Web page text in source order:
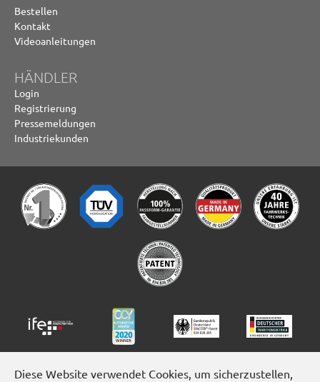
Diese Website verwendet Cookies, um sicherzustellen,
Bestellen
Kontakt
Videoanleitungen
HÄNDLER
Login
Registrierung
Pressemeldungen
Industriekunden